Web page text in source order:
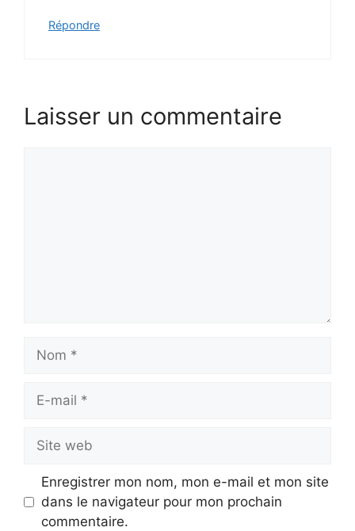
Répondre
Laisser un commentaire
Nom
Site
web
Enregistrer mon nom, mon e-mail et mon site
dans le navigateur pour mon prochain
commentaire.